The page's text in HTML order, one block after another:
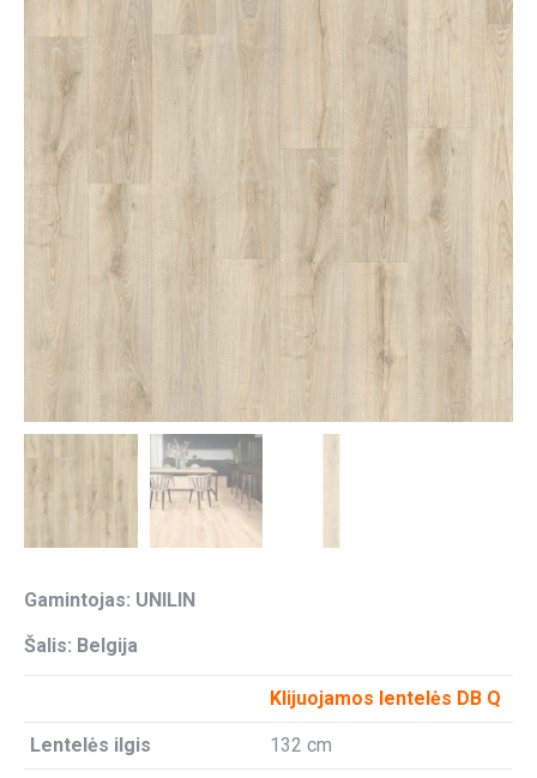
Gamintojas: UNILIN
Šalis: Belgija
Klijuojamos lentelės DB Q
Lentelės ilgis 132 cm